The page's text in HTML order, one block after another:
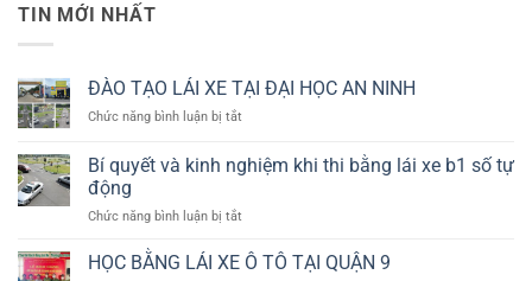
TIN MỚI NHẤT
ĐÀO TẠO LÁI XE TẠI ĐẠI HỌC AN NINH
Chức năng bình luận bị tắt
TẠO
LÁI
HỌC
Bí quyết và kinh nghiệm khi thi bằng lái xe b1 số tự
động
Chức năng bình luận bị tắt
quyết
HỌC BẰNG LÁI XE Ô TÔ TẠI QUẬN 9